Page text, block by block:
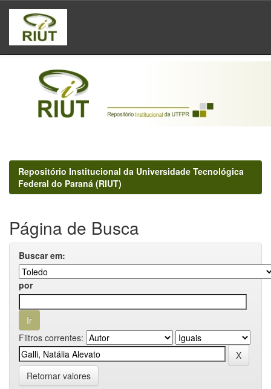
Skip
navigation
Repositório Institucional da Universidade Tecnológica
Federal do Paraná (RIUT)
Página de Busca
Buscar em:
por
Filtros correntes:
Retornar valores